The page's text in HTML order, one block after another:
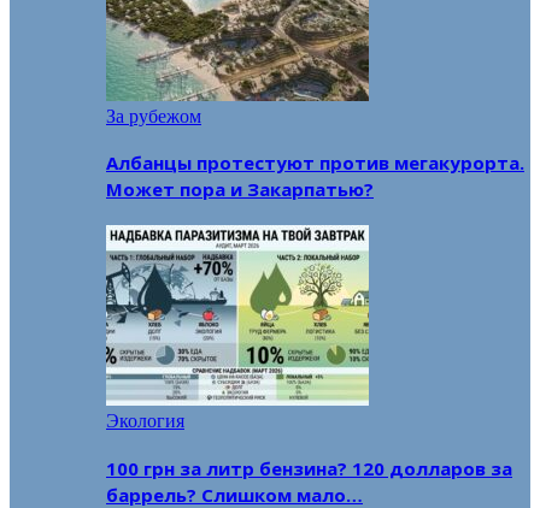
За рубежом
Албанцы протестуют против мегакурорта.
Может пора и Закарпатью?
Экология
100 грн за литр бензина? 120 долларов за
баррель? Слишком мало…